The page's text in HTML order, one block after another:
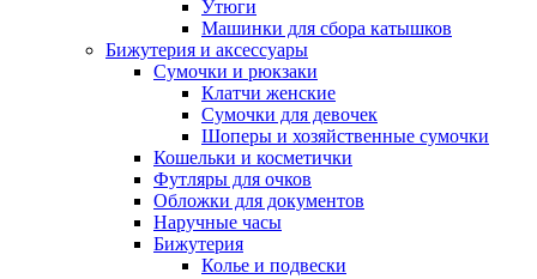
Утюги
Машинки для сбора катышков
Бижутерия и аксессуары
Сумочки и рюкзаки
Клатчи женские
Сумочки для девочек
Шоперы и хозяйственные сумочки
Кошельки и косметички
Футляры для очков
Обложки для документов
Наручные часы
Бижутерия
Колье и подвески